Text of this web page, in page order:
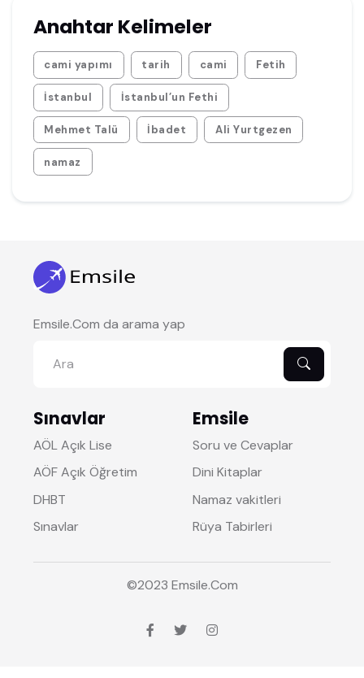
Anahtar Kelimeler
cami yapımı tarih cami Fetih
İstanbul İstanbul’un Fethi
Mehmet Talü İbadet Ali Yurtgezen
namaz
Emsile.Com da arama yap
Sınavlar
AÖL Açık Lise
AÖF Açık Öğretim
DHBT
Sınavlar
Emsile
Soru ve Cevaplar
Dini Kitaplar
Namaz vakitleri
Rüya Tabirleri
©2023 Emsile.Com